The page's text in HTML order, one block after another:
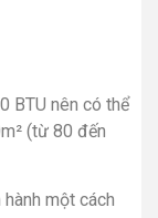
BTU nên có thể
(từ 80 đến
một cách